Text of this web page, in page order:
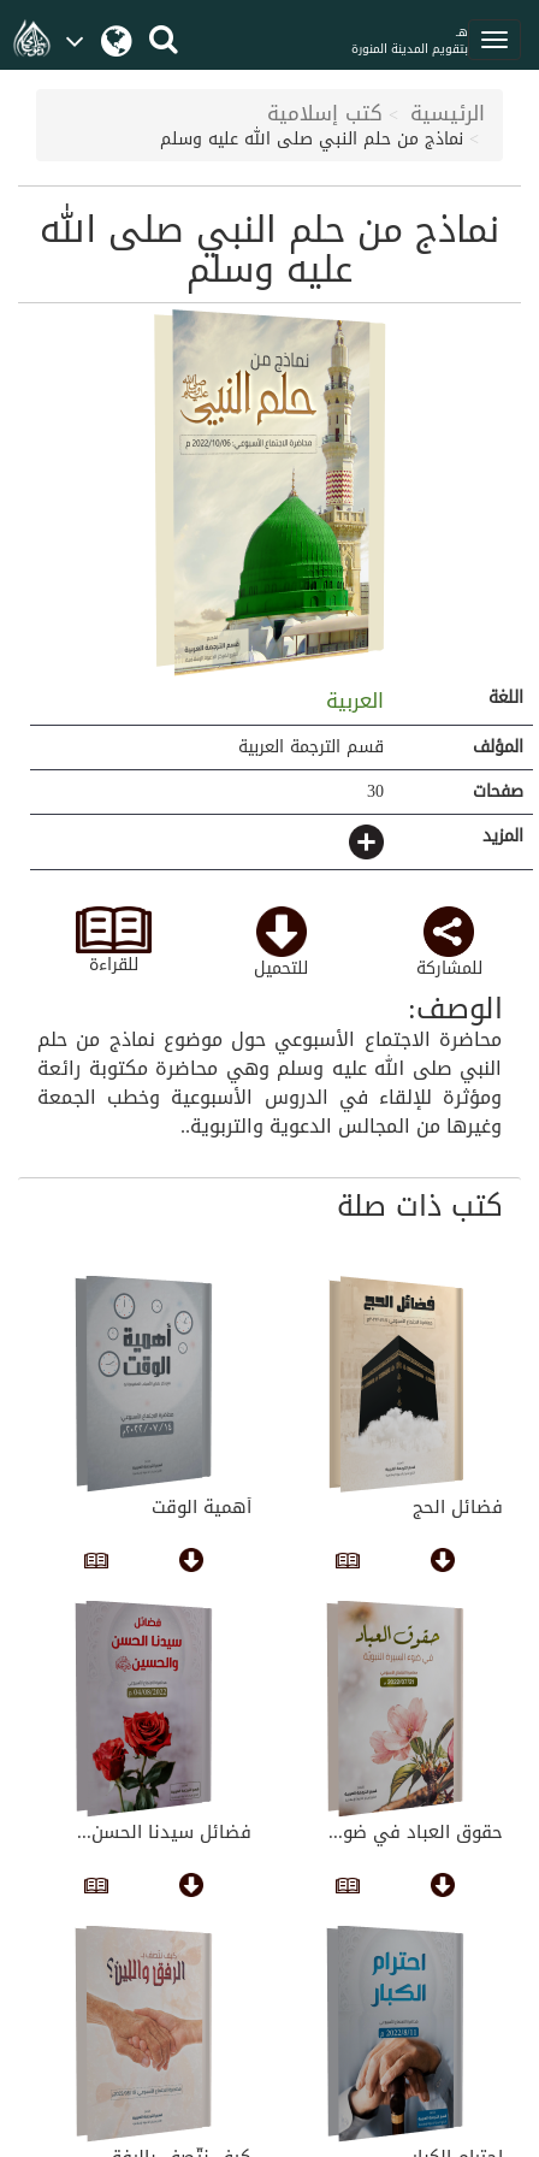
هـ
بتقويم المدينة المنورة
الرئيسية كتب إسلامية
نماذج من حلم النبي صلى الله عليه وسلم
نماذج من حلم النبي صلى الله
عليه وسلم
اللغة العربية
المؤلف
قسم الترجمة العربية
صفحات
30
المزيد
للقراءة للتحميل للمشاركة
الوصف:
محاضرة الاجتماع الأسبوعي حول موضوع نماذج من حلم
النبي صلى الله عليه وسلم وهي محاضرة مكتوبة رائعة
ومؤثرة للإلقاء في الدروس الأسبوعية وخطب الجمعة
وغيرها من المجالس الدعوية والتربوية..
كتب ذات صلة
فضائل الحج أهمية الوقت
حقوق العباد في ضو... فضائل سيدنا الحسن...